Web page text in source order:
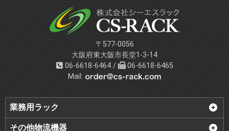
〒577-0056
大阪府東大阪市長堂1-3-14
06-6618-6464 /
06-6618-6465
Mail:
業務用ラック
その他物流機器